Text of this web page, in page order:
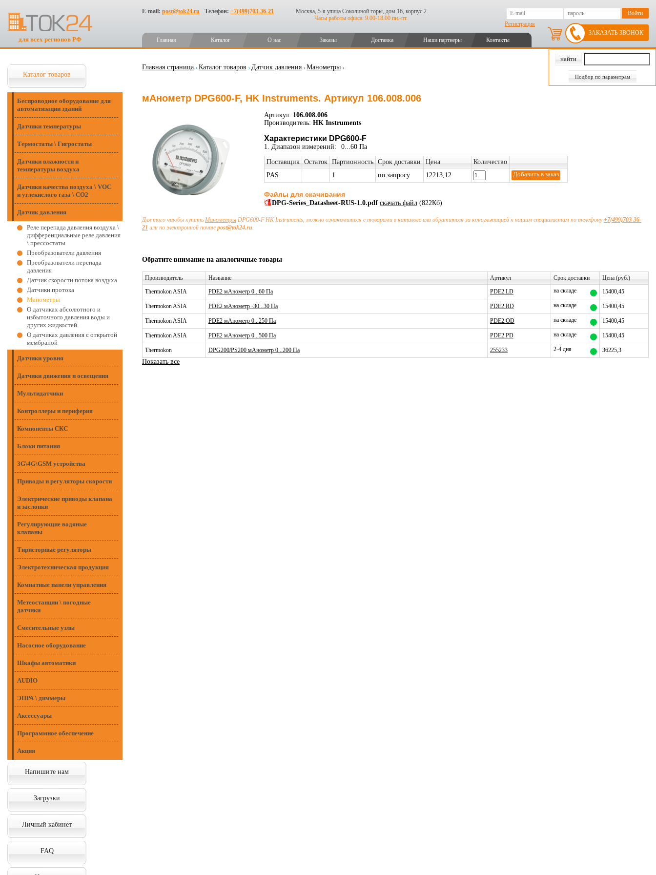
для всех регионов РФ
E-mail: post@tok24.ru Телефон: +7(499)703-36-21
Москва, 5-я улица Соколиной горы, дом 16, корпус 2
Часы работы офиса: 9.00-18.00 пн.-пт.
Регистрация
Главная Каталог О нас Заказы Доставка Наши партнеры Контакты
ЗАКАЗАТЬ ЗВОНОК
Подбор по параметрам
Каталог товаров
Беспроводное оборудование для
автоматизации зданий
Датчики температуры
Термостаты \ Гигростаты
Датчики влажности и
температуры воздуха
Датчики качества воздуха \ VOC
и углекислого газа \ CO2
Датчик давления
Реле перепада давления воздуха \
дифференциальные реле давления
\ прессостаты
Преобразователи давления
Преобразователи перепада
давления
Датчик скорости потока воздуха
Датчики протока
Манометры
О датчиках абсолютного и
избыточного давления воды и
других жидкостей.
О датчиках давления с открытой
мембраной
Датчики уровня
Датчики движения и освещения
Мультидатчики
Контроллеры и периферия
Компоненты СКС
Блоки питания
3G\4G\GSM устройства
Приводы и регуляторы скорости
Электрические приводы клапана
и заслонки
Регулирующие водяные
клапаны
Тиристорные регуляторы
Электротехническая продукция
Комнатные панели управления
Метеостанции \ погодные
датчики
Смесительные узлы
Насосное оборудование
Шкафы автоматики
AUDIO
ЭПРА \ диммеры
Аксессуары
Программное обеспечение
Акция
Напишите нам
Загрузки
Личный кабинет
FAQ
Главная страница Каталог товаров Датчик давления Манометры
мАнометр DPG600-F, HK Instruments. Артикул 106.008.006
Артикул: 106.008.006
Производитель: HK Instruments
Характеристики DPG600-F
1. Диапазон измерений: 0...60 Па
Поставщик Остаток Партионность Срок доставки Цена
Количество
PAS
1 по запросу 12213,12
Файлы для скачивания
DPG-Series_Datasheet-RUS-1.0.pdf скачать файл(822Кб)
Для того чтобы купить МанометрыDPG600-F HK Instruments, можно ознакомиться с товарами в каталоге или обратиться за консультацией к нашим специалистам по телефону+7(499)703-36-
21 или по электронной почте post@tok24.ru.
Обратите внимание на аналогичные товары
Производитель Название Артикул Срок доставки
Цена (руб.)
Thermokon ASIA
PDE2 мАнометр 0...60 Па PDE2.LD на складе 15400,45
Thermokon ASIA PDE2 мАнометр -30...30 Па PDE2.RD на складе 15400,45
Thermokon ASIA PDE2 мАнометр 0...250 Па PDE2.OD на складе 15400,45
Thermokon ASIA PDE2 мАнометр 0...500 Па PDE2.PD на складе 15400,45
Thermokon DPG200/PS200 мАнометр 0...200 Па 255233 2-4 дня 36225,3
Показать все